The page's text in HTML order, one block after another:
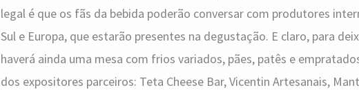
legal é que os fãs da bebida poderão conversar com produtores
Sul e Europa, que estarão presentes na degustação. E claro, para
haverá ainda uma mesa com frios variados, pães, patês e
dos expositores parceiros: Teta Cheese Bar, Vicentin Artesanais,